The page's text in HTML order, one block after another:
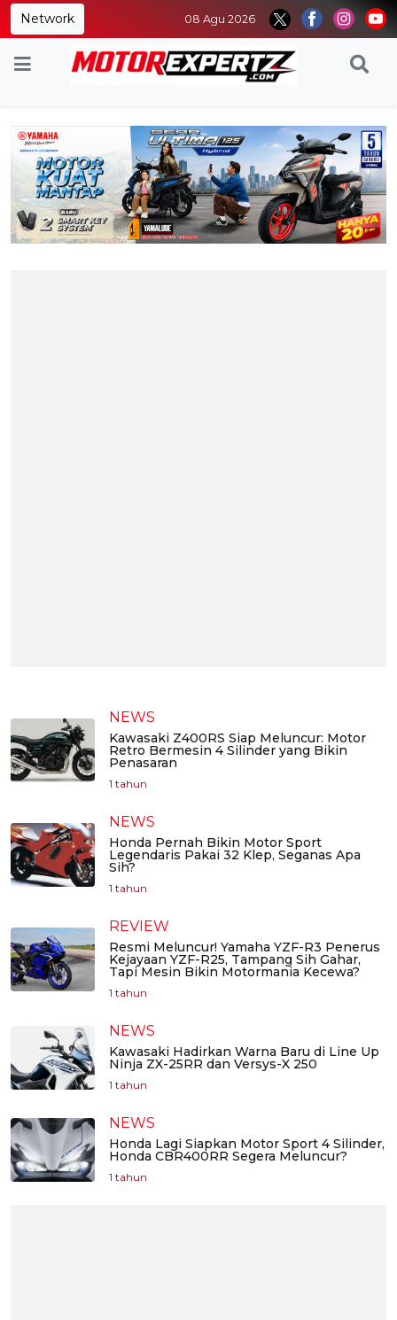
Network 08 Agu 2026
NEWS
Kawasaki Z400RS Siap Meluncur: Motor
Retro Bermesin 4 Silinder yang Bikin
Penasaran
1 tahun
NEWS
Honda Pernah Bikin Motor Sport
Legendaris Pakai 32 Klep, Seganas Apa
Sih?
1 tahun
REVIEW
Resmi Meluncur! Yamaha YZF-R3 Penerus
Kejayaan YZF-R25, Tampang Sih Gahar,
Tapi Mesin Bikin Motormania Kecewa?
1 tahun
NEWS
Kawasaki Hadirkan Warna Baru di Line Up
Ninja ZX-25RR dan Versys-X 250
1 tahun
NEWS
Honda Lagi Siapkan Motor Sport 4 Silinder,
Honda CBR400RR Segera Meluncur?
1 tahun